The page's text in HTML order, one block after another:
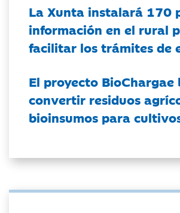
La Xunta instalará 170
información en el rural
facilitar los trámites de
El proyecto BioChargae
convertir residuos
bioinsumos para